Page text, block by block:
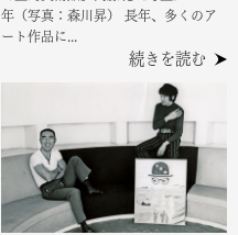
年（写真：森川昇） 長年、多くのア
ート作品に...
続きを読む